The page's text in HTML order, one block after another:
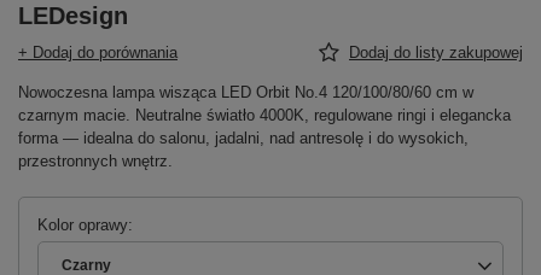
LEDesign
+ Dodaj do porównania Dodaj do listy zakupowej
Nowoczesna lampa wisząca LED Orbit No.4 120/100/80/60 cm w
czarnym macie. Neutralne światło 4000K, regulowane ringi i elegancka
forma — idealna do salonu, jadalni, nad antresolę i do wysokich,
przestronnych wnętrz.
Kolor oprawy
Czarny